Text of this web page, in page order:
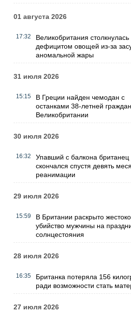
01 августа 2026
17:32
Великобритания столкнулась
дефицитом овощей из-за
аномальной жары
31 июля 2026
15:15
В Греции найден чемодан с
останками 38-летней
Великобритании
30 июля 2026
16:32
Упавший с балкона британец
скончался спустя девять
реанимации
29 июля 2026
15:59
В Британии раскрыто
убийство мужчины на
солнцестояния
28 июля 2026
16:35
Британка потеряла 156
ради возможности стать
27 июля 2026